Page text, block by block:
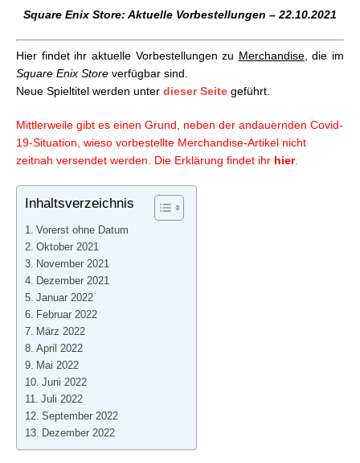
Square Enix Store: Aktuelle Vorbestellungen –
27.01.2021
Square Enix Store: Aktuelle Vorbestellungen –
05.02.2021
Square Enix Store: Aktuelle Vorbestellungen –
12.02.2021
19.02.2021
Square Enix Store: Aktuelle Vorbestellungen –
26.02.2021
Square Enix Store: Aktuelle Vorbestellungen –
05.03.2021
Square Enix Store: Aktuelle Vorbestellungen –
12.03.2021
19.03.2021
Square Enix Store: Aktuelle Vorbestellungen –
26.03.2021
Square Enix Store: Aktuelle Vorbestellungen –
02.04.2021
Square Enix Store: Aktuelle Vorbestellungen –
09.04.2021
Square Enix Store: Aktuelle Vorbestellungen –
16.04.2021
Square Enix Store: Aktuelle Vorbestellungen –
23.04.2021
Square Enix Store: Aktuelle Vorbestellungen – 22.10.2021
Hier findet ihr aktuelle Vorbestellungen zu Merchandise, die im
Square Enix Store verfügbar sind.
Neue Spieltitel werden unter dieser Seite geführt.
Mittlerweile gibt es einen Grund, neben der andauernden Covid-
19-Situation, wieso vorbestellte Merchandise-Artikel nicht
zeitnah versendet werden. Die Erklärung findet ihr hier.
Inhaltsverzeichnis
Vorerst ohne Datum
Oktober 2021
November 2021
Dezember 2021
Januar 2022
Februar 2022
März 2022
April 2022
Mai 2022
Juni 2022
Juli 2022
September 2022
Dezember 2022